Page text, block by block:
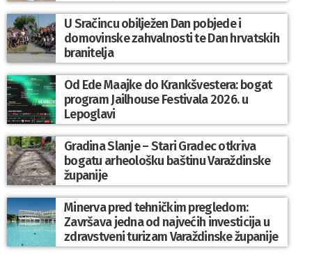
U Sračincu obilježen Dan pobjede i
domovinske zahvalnosti te Dan hrvatskih
branitelja
Od Ede Maajke do Krankšvestera: bogat
program Jailhouse Festivala 2026. u
Lepoglavi
Gradina Slanje – Stari Gradec otkriva
bogatu arheološku baštinu Varaždinske
županije
Minerva pred tehničkim pregledom:
Završava jedna od najvećih investicija u
zdravstveni turizam Varaždinske županije